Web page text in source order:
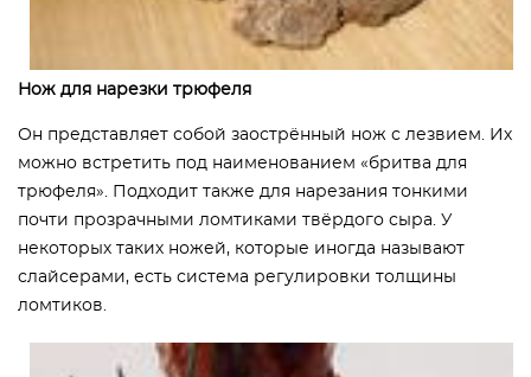
Нож для нарезки трюфеля
Он представляет собой заострённый нож с лезвием. Их
можно встретить под наименованием «бритва для
трюфеля». Подходит также для нарезания тонкими
почти прозрачными ломтиками твёрдого сыра. У
некоторых таких ножей, которые иногда называют
слайсерами, есть система регулировки толщины
ломтиков.